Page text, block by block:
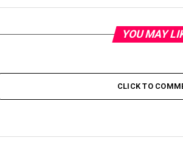
YOU MAY
CLICK TO